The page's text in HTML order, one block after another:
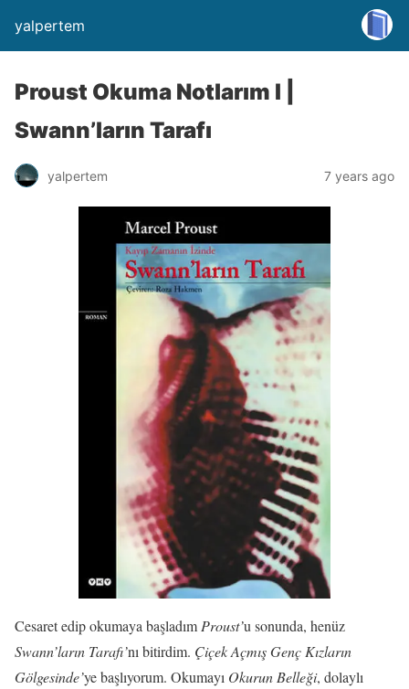
yalpertem
Proust Okuma Notlarım I |
Swann’ların Tarafı
yalpertem 7 years ago
Cesaret edip okumaya başladım Proust’u sonunda, henüz
Swann’ların Tarafı’nı bitirdim. Çiçek Açmış Genç Kızların
Gölgesinde’ye başlıyorum. Okumayı Okurun Belleği, dolaylı